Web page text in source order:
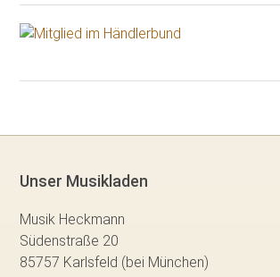
Unser Musikladen
Musik Heckmann
Südenstraße 20
85757 Karlsfeld (bei München)